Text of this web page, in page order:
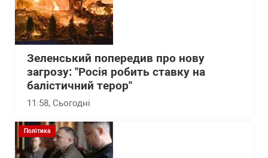
Зеленський попередив про нову
загрозу: "Росія робить ставку на
балістичний терор"
11:58, Сьогодні
Політика